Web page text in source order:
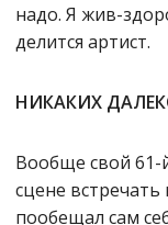
надо. Я жив-
делится артист.
НИКАКИХ
Вообще свой 61-
сцене
пообещал сам